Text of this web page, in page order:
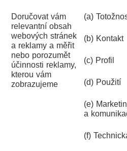
Doručovat vám
relevantní obsah
webových stránek
a reklamy a měřit
nebo porozumět
účinnosti reklamy,
kterou vám
zobrazujeme
(a)
(b) Kontakt
(c) Profil
(d) Použití
(e)
a
(f)